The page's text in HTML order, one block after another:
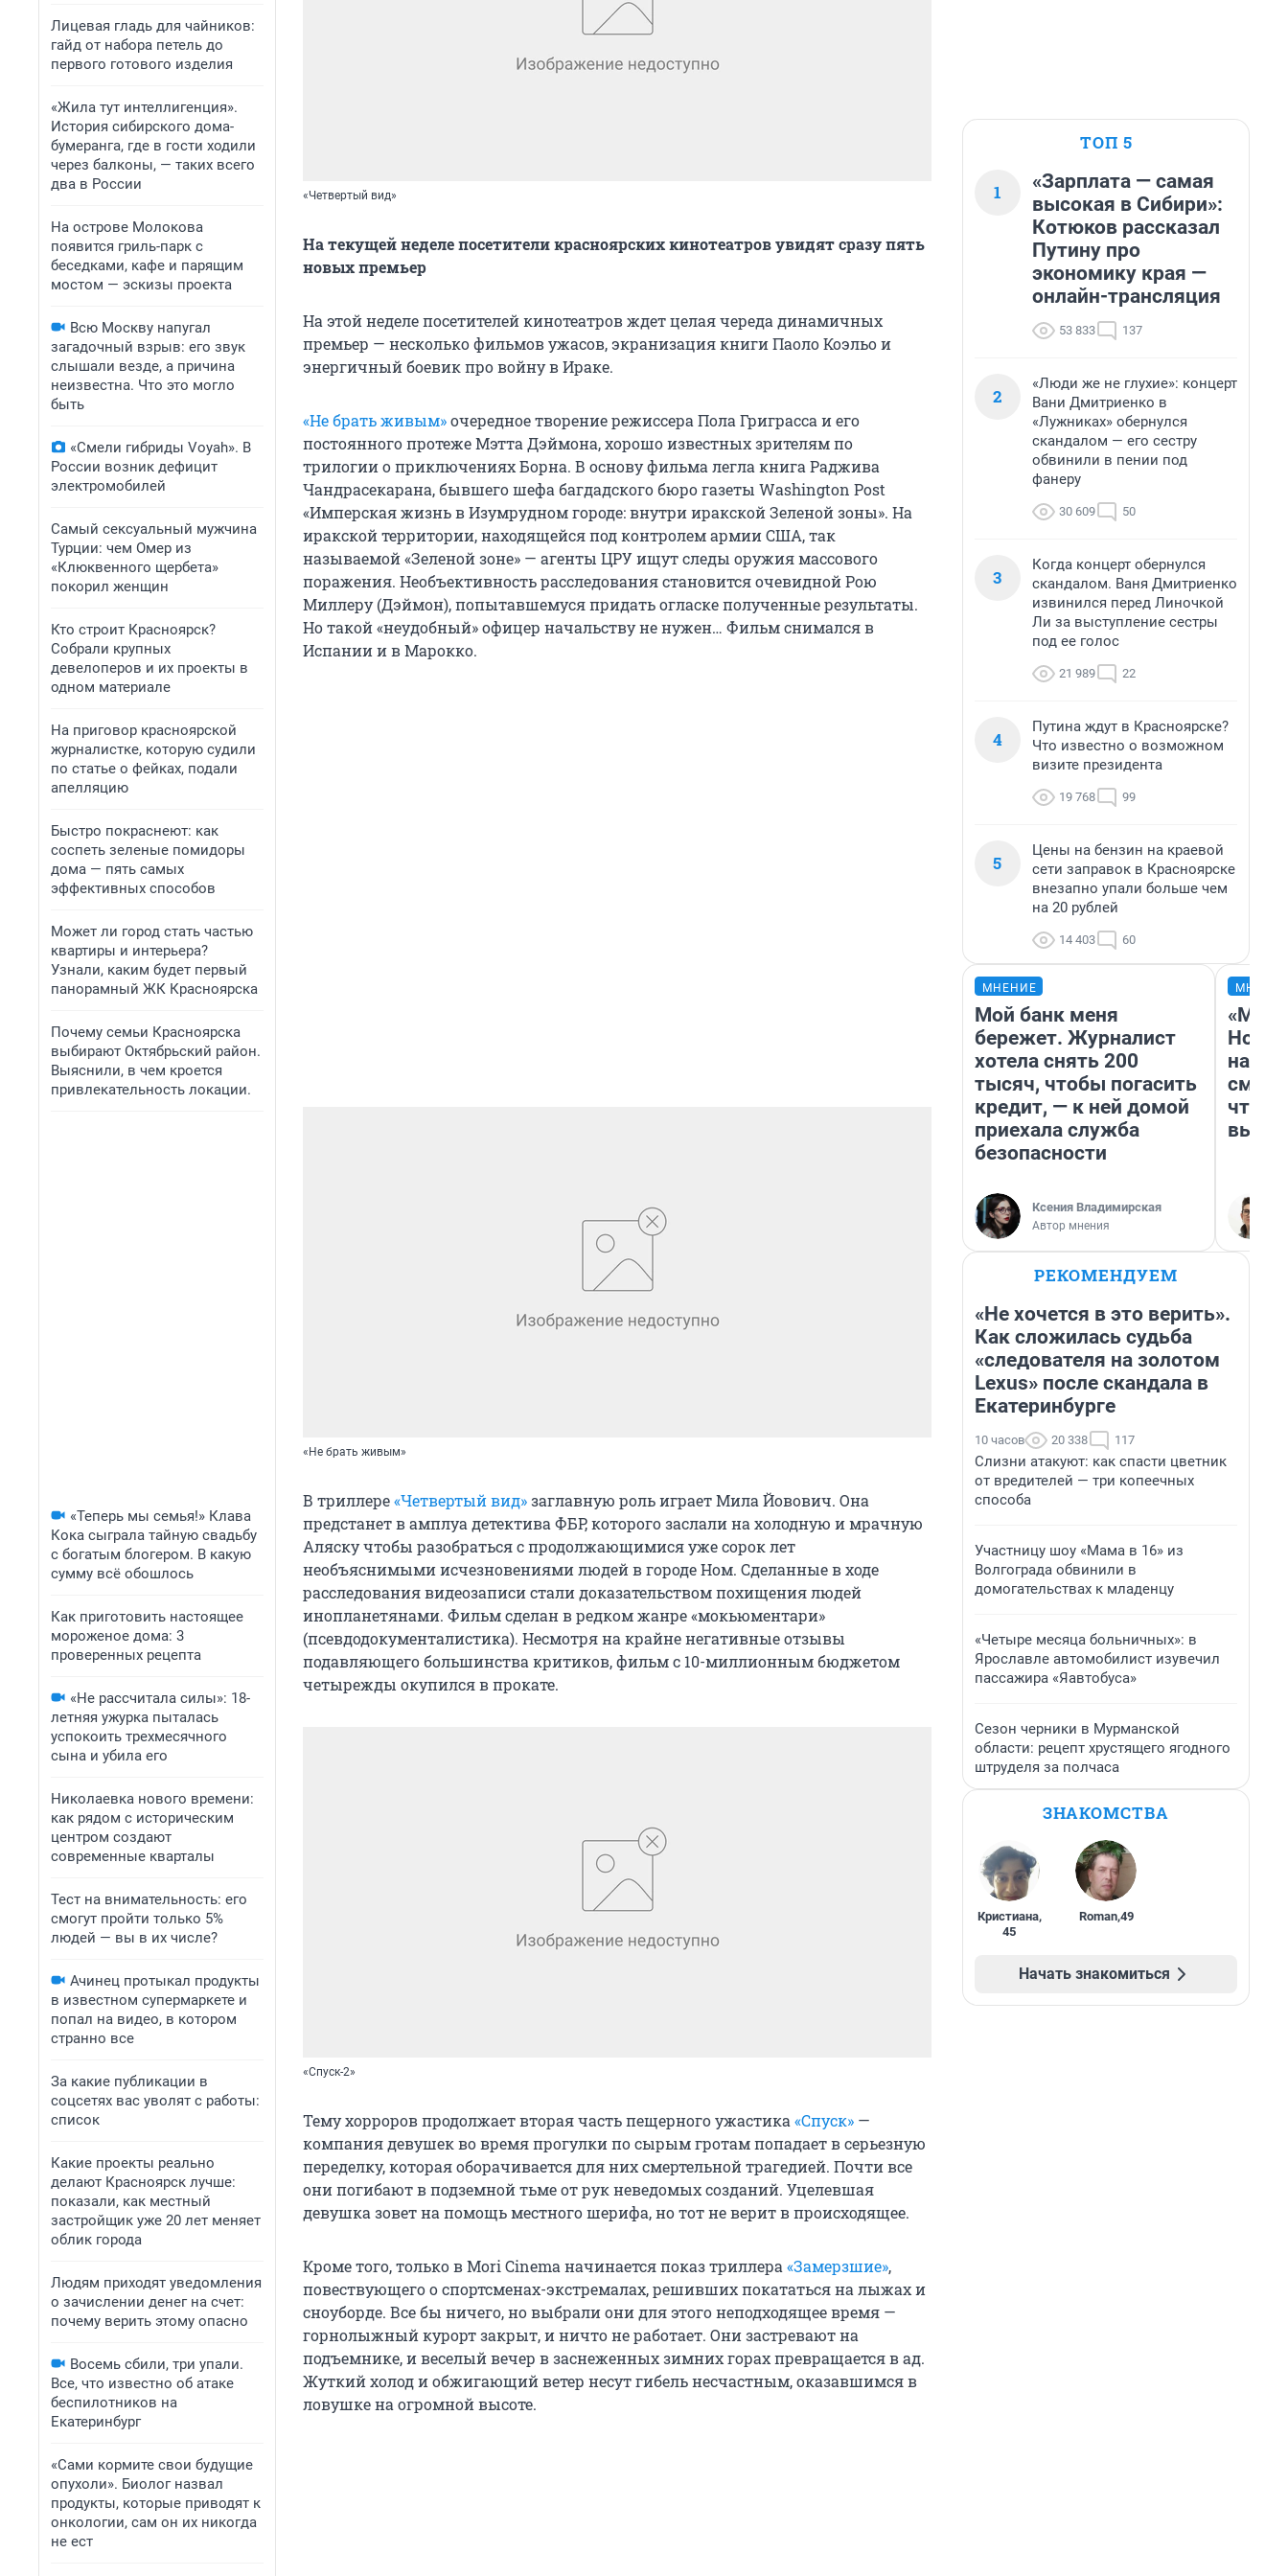
Лицевая гладь для чайников:
гайд от набора петель до
первого готового изделия
«Жила тут интеллигенция».
История сибирского дома-
бумеранга, где в гости ходили
через балконы, — таких всего
два в России
На острове Молокова
появится гриль-парк с
беседками, кафе и парящим
мостом — эскизы проекта
Всю Москву напугал
загадочный взрыв: его звук
слышали везде, а причина
неизвестна. Что это могло
быть
«Смели гибриды Voyah». В
России возник дефицит
электромобилей
Самый сексуальный мужчина
Турции: чем Омер из
«Клюквенного щербета»
покорил женщин
Кто строит Красноярск?
Собрали крупных
девелоперов и их проекты в
одном материале
На приговор красноярской
журналистке, которую судили
по статье о фейках, подали
апелляцию
Быстро покраснеют: как
соспеть зеленые помидоры
дома — пять самых
эффективных способов
Может ли город стать частью
квартиры и интерьера?
Узнали, каким будет первый
панорамный ЖК Красноярска
Почему семьи Красноярска
выбирают Октябрьский район.
Выяснили, в чем кроется
привлекательность локации.
«Теперь мы семья!» Клава
Кока сыграла тайную свадьбу
с богатым блогером. В какую
сумму всё обошлось
Как приготовить настоящее
мороженое дома: 3
проверенных рецепта
«Не рассчитала силы»: 18-
летняя ужурка пыталась
успокоить трехмесячного
сына и убила его
Николаевка нового времени:
как рядом с историческим
центром создают
современные кварталы
Тест на внимательность: его
смогут пройти только 5%
людей — вы в их числе?
Ачинец протыкал продукты
в известном супермаркете и
попал на видео, в котором
странно все
За какие публикации в
соцсетях вас уволят с работы:
список
Какие проекты реально
делают Красноярск лучше:
показали, как местный
застройщик уже 20 лет меняет
облик города
Людям приходят уведомления
о зачислении денег на счет:
почему верить этому опасно
Восемь сбили, три упали.
Все, что известно об атаке
беспилотников на
Екатеринбург
«Сами кормите свои будущие
опухоли». Биолог назвал
продукты, которые приводят к
онкологии, сам он их никогда
не ест
«Четвертый вид»
На текущей неделе посетители красноярских кинотеатров увидят сразу пять
новых премьер
На этой неделе посетителей кинотеатров ждет целая череда динамичных
премьер — несколько фильмов ужасов, экранизация книги Паоло Коэльо и
энергичный боевик про войну в Ираке.
«Не брать живым»очередное творение режиссера Пола Григрасса и его
постоянного протеже Мэтта Дэймона, хорошо известных зрителям по
трилогии о приключениях Борна. В основу фильма легла книга Раджива
Чандрасекарана, бывшего шефа багдадского бюро газеты Washington Post
«Имперская жизнь в Изумрудном городе: внутри иракской Зеленой зоны». На
иракской территории, находящейся под контролем армии США, так
называемой «Зеленой зоне» — агенты ЦРУ ищут следы оружия массового
поражения. Необъективность расследования становится очевидной Рою
Миллеру (Дэймон), попытавшемуся придать огласке полученные результаты.
Но такой «неудобный» офицер начальству не нужен… Фильм снимался в
Испании и в Марокко.
«Не брать живым»
В триллере«Четвертый вид»заглавную роль играет Мила Йовович. Она
предстанет в амплуа детектива ФБР, которого заслали на холодную и мрачную
Аляску чтобы разобраться с продолжающимися уже сорок лет
необъяснимыми исчезновениями людей в городе Ном. Сделанные в ходе
расследования видеозаписи стали доказательством похищения людей
инопланетянами. Фильм сделан в редком жанре «мокьюментари»
(псевдодокументалистика). Несмотря на крайне негативные отзывы
подавляющего большинства критиков, фильм с 10-миллионным бюджетом
четырежды окупился в прокате.
«Спуск-2»
Тему хорроров продолжает вторая часть пещерного ужастика «Спуск» —
компания девушек во время прогулки по сырым гротам попадает в серьезную
переделку, которая оборачивается для них смертельной трагедией. Почти все
они погибают в подземной тьме от рук неведомых созданий. Уцелевшая
девушка зовет на помощь местного шерифа, но тот не верит в происходящее.
Кроме того, только в Mori Cinema начинается показ триллера «Замерзшие»,
повествующего о спортсменах-экстремалах, решивших покататься на лыжах и
сноуборде. Все бы ничего, но выбрали они для этого неподходящее время —
горнолыжный курорт закрыт, и ничто не работает. Они застревают на
подъемнике, и веселый вечер в заснеженных зимних горах превращается в ад.
Жуткий холод и обжигающий ветер несут гибель несчастным, оказавшимся в
ловушке на огромной высоте.
ТОП 5
1
«Зарплата — самая
высокая в Сибири»:
Котюков рассказал
Путину про
экономику края —
онлайн-трансляция
53 833 137
2
«Люди же не глухие»: концерт
Вани Дмитриенко в
«Лужниках» обернулся
скандалом — его сестру
обвинили в пении под
фанеру
30 609 50
3
Когда концерт обернулся
скандалом. Ваня Дмитриенко
извинился перед Линочкой
Ли за выступление сестры
под ее голос
21 989 22
4
Путина ждут в Красноярске?
Что известно о возможном
визите президента
19 768 99
5
Цены на бензин на краевой
сети заправок в Красноярске
внезапно упали больше чем
на 20 рублей
14 403 60
МНЕНИЕ
Мой банк меня
бережет. Журналист
хотела снять 200
тысяч, чтобы погасить
кредит, — к ней домой
приехала служба
безопасности
Ксения Владимирская
Автор мнения
«Мы
РЕКОМЕНДУЕМ
«Не хочется в это верить».
Как сложилась судьба
«следователя на золотом
Lexus» после скандала в
Екатеринбурге
10 часов 20 338 117
Слизни атакуют: как спасти цветник
от вредителей — три копеечных
способа
Участницу шоу «Мама в 16» из
Волгограда обвинили в
домогательствах к младенцу
«Четыре месяца больничных»: в
Ярославле автомобилист изувечил
пассажира «Яавтобуса»
Сезон черники в Мурманской
области: рецепт хрустящего ягодного
штруделя за полчаса
ЗНАКОМСТВА
Кристиана,
45
Roman,49
Начать знакомиться